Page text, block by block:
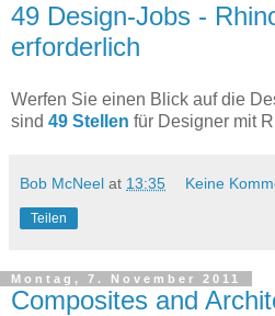
49 Design-Jobs -
erforderlich
Werfen Sie einen Blick auf die
sind 49 Stellen für Designer mit
Bob McNeel at 13:35 Keine
Teilen
Montag, 7. November 2011
Composites and